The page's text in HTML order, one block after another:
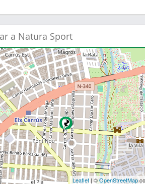
a Natura Sport
Leaflet | ©OpenStreetMap